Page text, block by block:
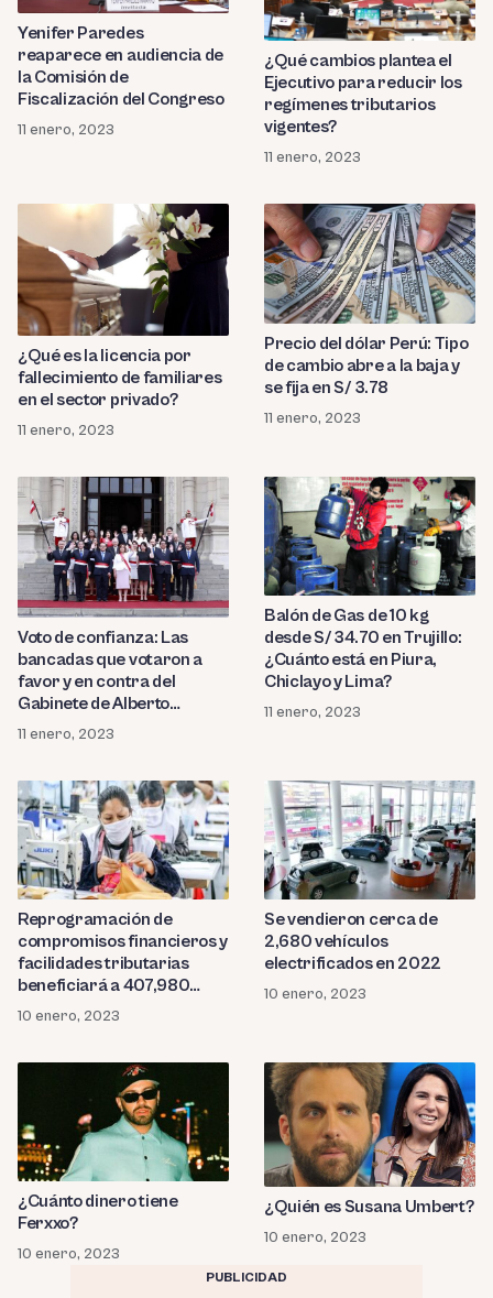
Yenifer Paredes
reaparece en audiencia de
la Comisión de
Fiscalización del Congreso
11 enero, 2023
¿Qué cambios plantea el
Ejecutivo para reducir los
regímenes tributarios
vigentes?
11 enero, 2023
¿Qué es la licencia por
fallecimiento de familiares
en el sector privado?
11 enero, 2023
Precio del dólar Perú: Tipo
de cambio abre a la baja y
se fija en S/ 3.78
11 enero, 2023
Voto de confianza: Las
bancadas que votaron a
favor y en contra del
Gabinete de Alberto
Otárola
11 enero, 2023
Balón de Gas de 10 kg
desde S/ 34.70 en Trujillo:
¿Cuánto está en Piura,
Chiclayo y Lima?
11 enero, 2023
Reprogramación de
compromisos financieros y
facilidades tributarias
beneficiará a 407,980
empresas
10 enero, 2023
Se vendieron cerca de
2,680 vehículos
electrificados en 2022
10 enero, 2023
¿Cuánto dinero tiene
Ferxxo?
10 enero, 2023
¿Quién es Susana Umbert?
10 enero, 2023
PUBLICIDAD